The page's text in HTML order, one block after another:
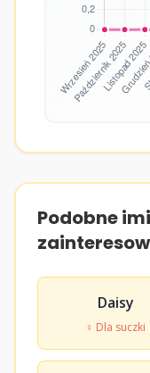
Podobne
Daisy
♀ Dla suczki